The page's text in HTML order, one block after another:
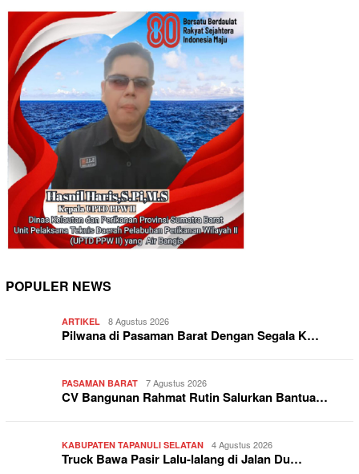
POPULER NEWS
ARTIKEL 8 Agustus 2026
Pilwana di Pasaman Barat Dengan Segala K…
PASAMAN BARAT 7 Agustus 2026
CV Bangunan Rahmat Rutin Salurkan Bantua…
KABUPATEN TAPANULI SELATAN 4 Agustus 2026
Truck Bawa Pasir Lalu-lalang di Jalan Du…